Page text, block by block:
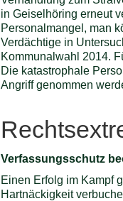
in Geiselhöring erneut
Personalmangel, man
Verdächtige in
Kommunalwahl 2014.
Die katastrophale
Angriff genommen
Verfassungsschutz
Einen Erfolg im Kampf
Hartnäckigkeit